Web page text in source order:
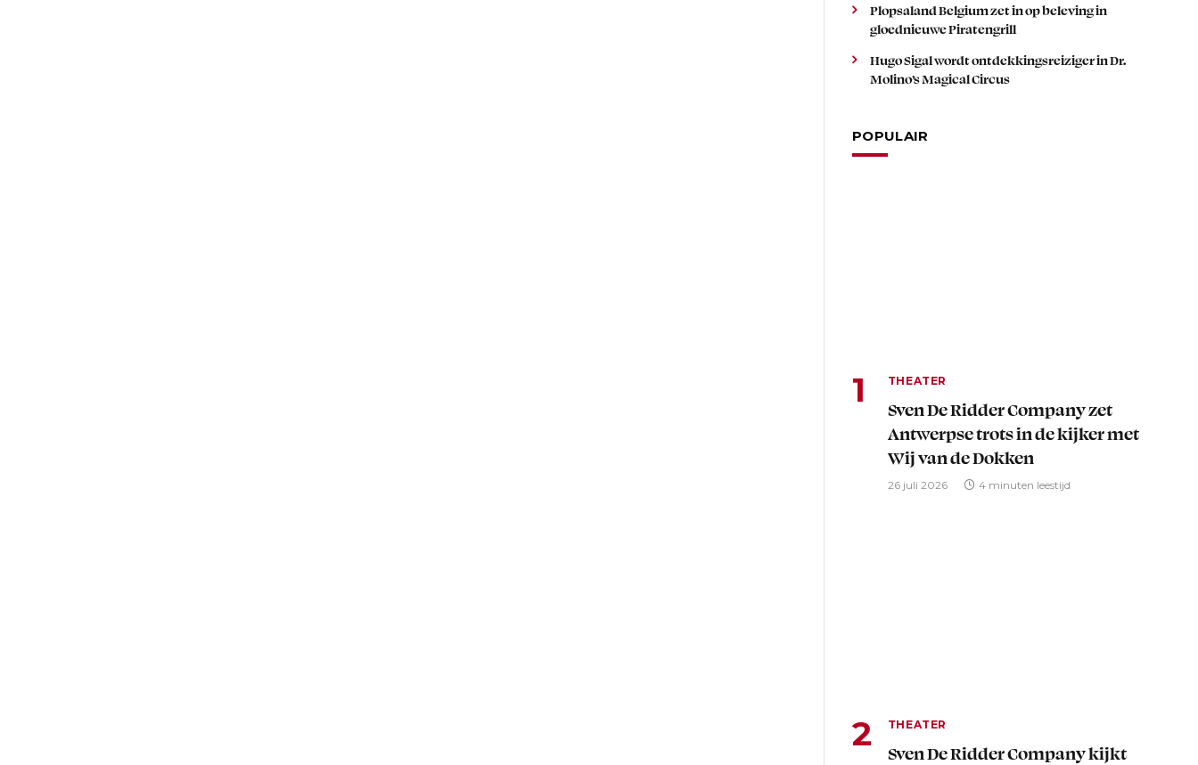
Plopsaland Belgium zet in op beleving in
gloednieuwe Piratengrill
Hugo Sigal wordt ontdekkingsreiziger in Dr.
Molino’s Magical Circus
POPULAIR
THEATER
Sven De Ridder Company zet
Antwerpse trots in de kijker met
Wij van de Dokken
26 juli 2026 4 minuten leestijd
THEATER
Sven De Ridder Company kijkt